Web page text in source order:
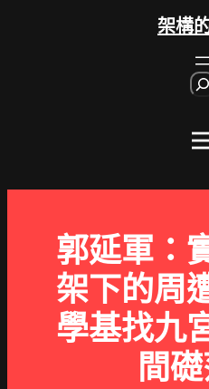
架構
郭延軍：
架下的周
學基找九
間